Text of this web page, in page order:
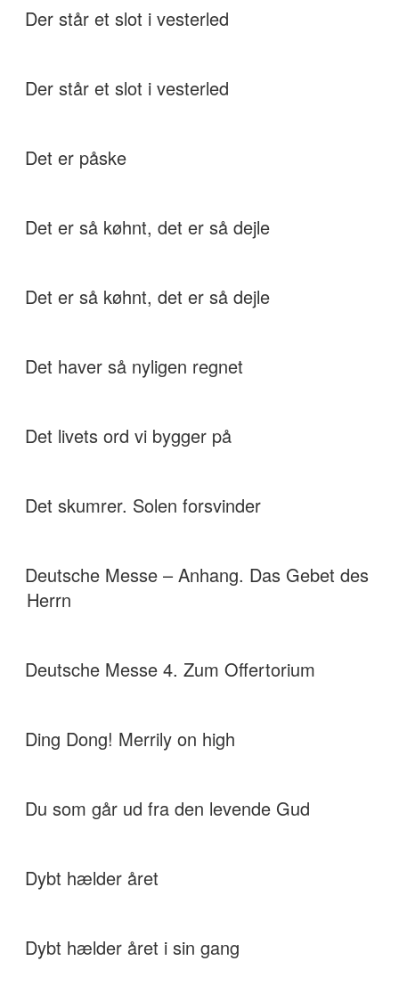
Der står et slot i vesterled
Der står et slot i vesterled
Det er påske
Det er så køhnt, det er så dejle
Det er så køhnt, det er så dejle
Det haver så nyligen regnet
Det livets ord vi bygger på
Det skumrer. Solen forsvinder
Deutsche Messe – Anhang. Das Gebet des
Herrn
Deutsche Messe 4. Zum Offertorium
Ding Dong! Merrily on high
Du som går ud fra den levende Gud
Dybt hælder året
Dybt hælder året i sin gang